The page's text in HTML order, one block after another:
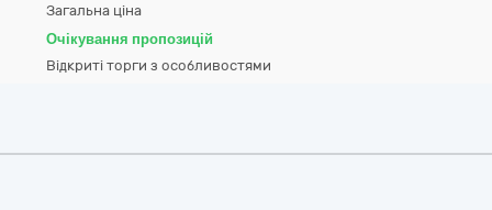
Загальна ціна
Очікування пропозицій
Відкриті торги з особливостями